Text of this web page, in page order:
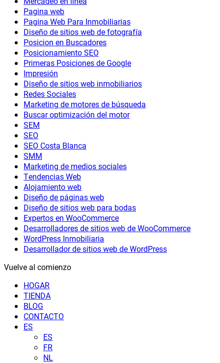
Pagina web
Pagina Web Para Inmobiliarias
Diseño de sitios web de fotografía
Posicion en Buscadores
Posicionamiento SEO
Primeras Posiciones de Google
Impresión
Diseño de sitios web inmobiliarios
Redes Sociales
Marketing de motores de búsqueda
Buscar optimización del motor
SEM
SEO
SEO Costa Blanca
SMM
Marketing de medios sociales
Tendencias Web
Alojamiento web
Diseño de páginas web
Diseño de sitios web para bodas
Expertos en WooCommerce
Desarrolladores de sitios web de WooCommerce
WordPress Inmobiliaria
Desarrollador de sitios web de WordPress
Vuelve al comienzo
HOGAR
TIENDA
BLOG
CONTACTO
ES
ES
FR
NL